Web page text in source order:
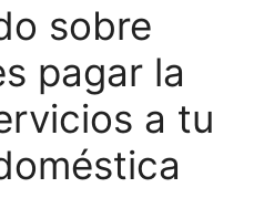
sobre
pagar la
a tu